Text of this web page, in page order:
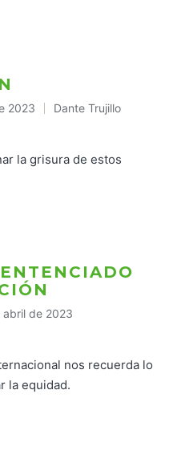
2023
Publicado
Dante Trujillo
la grisura de estos
abril de 2023
nos recuerda lo
la equidad.